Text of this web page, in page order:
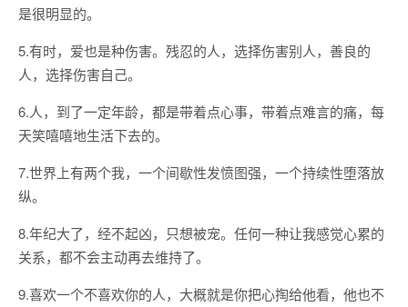
是很明显的。
5.有时，爱也是种伤害。残忍的人，选择伤害别人，善良的
人，选择伤害自己。
6.人，到了一定年龄，都是带着点心事，带着点难言的痛，每
天笑嘻嘻地生活下去的。
7.世界上有两个我，一个间歇性发愤图强，一个持续性堕落放
纵。
8.年纪大了，经不起凶，只想被宠。任何一种让我感觉心累的
关系，都不会主动再去维持了。
9.喜欢一个不喜欢你的人，大概就是你把心掏给他看，他也不